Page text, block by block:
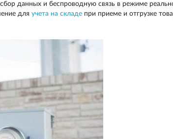
данных и беспроводную связь в режиме
для учета на складепри приеме и отгрузке